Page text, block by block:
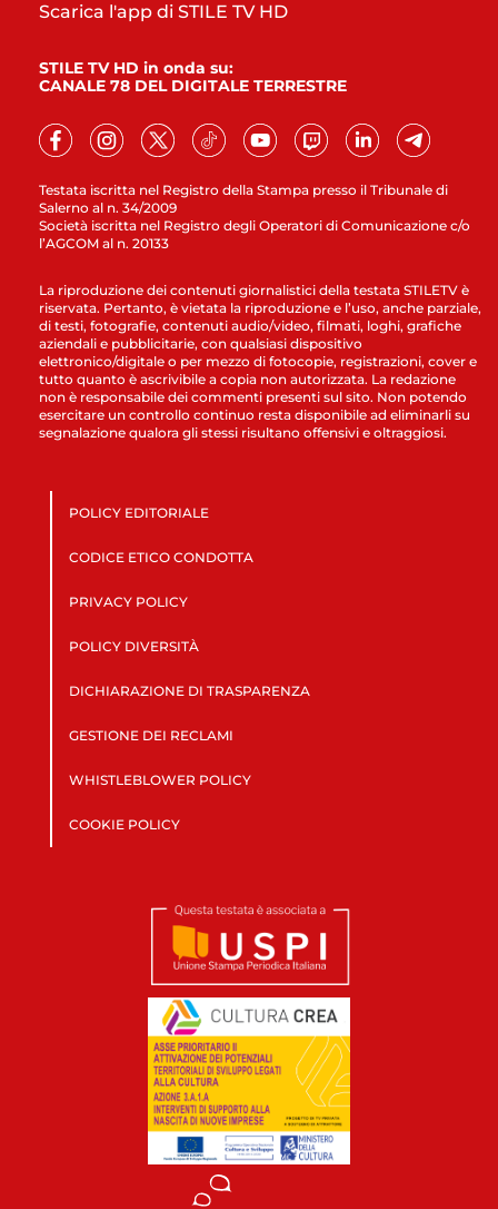
Testata iscritta nel Registro della Stampa presso il Tribunale di
Salerno al n. 34/2009
Società iscritta nel Registro degli Operatori di Comunicazione c/o
l’AGCOM al n. 20133
Scarica l'app di STILE TV HD
STILE TV HD in onda su:
CANALE 78 DEL DIGITALE TERRESTRE
La riproduzione dei contenuti giornalistici della testata STILETV è
riservata. Pertanto, è vietata la riproduzione e l’uso, anche parziale,
di testi, fotografie, contenuti audio/video, filmati, loghi, grafiche
aziendali e pubblicitarie, con qualsiasi dispositivo
elettronico/digitale o per mezzo di fotocopie, registrazioni, cover e
tutto quanto è ascrivibile a copia non autorizzata. La redazione
non è responsabile dei commenti presenti sul sito. Non potendo
esercitare un controllo continuo resta disponibile ad eliminarli su
segnalazione qualora gli stessi risultano offensivi e oltraggiosi.
POLICY EDITORIALE
CODICE ETICO CONDOTTA
PRIVACY POLICY
POLICY DIVERSITÀ
DICHIARAZIONE DI TRASPARENZA
GESTIONE DEI RECLAMI
WHISTLEBLOWER POLICY
COOKIE POLICY